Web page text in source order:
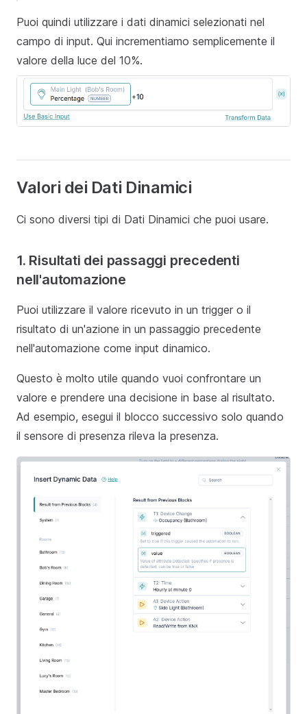
Puoi quindi utilizzare i dati dinamici selezionati nel
campo di input. Qui incrementiamo semplicemente il
valore della luce del 10%.
Valori dei Dati Dinamici
Ci sono diversi tipi di Dati Dinamici che puoi usare.
1. Risultati dei passaggi precedenti
nell'automazione
Puoi utilizzare il valore ricevuto in un trigger o il
risultato di un'azione in un passaggio precedente
nell'automazione come input dinamico.
Questo è molto utile quando vuoi confrontare un
valore e prendere una decisione in base al risultato.
Ad esempio, esegui il blocco successivo solo quando
il sensore di presenza rileva la presenza.